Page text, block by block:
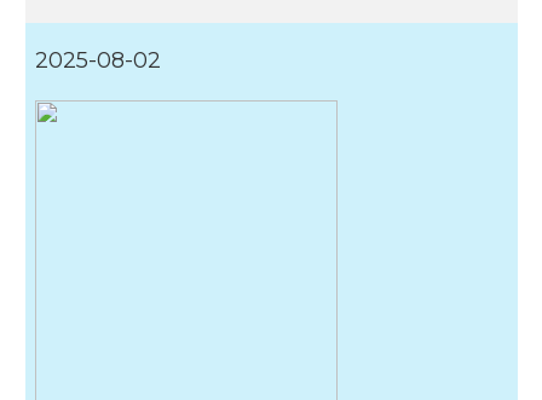
2025-08-02